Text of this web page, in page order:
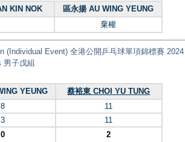
KIN NOK
區永揚 AU WING YEUNG
棄權
(Individual Event) 全港公開乒乓球單項錦標賽 2024
男子戊組
YEUNG
蔡裕東 CHOI YU TUNG
8
11
3
11
0 2